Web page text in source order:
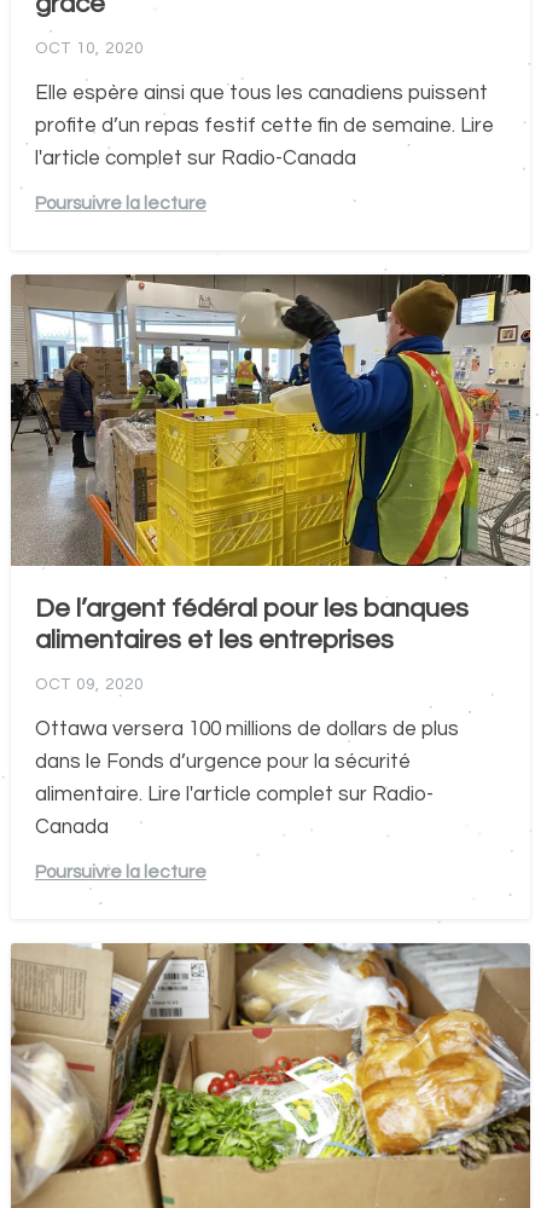
OCT 10, 2020
Elle espère ainsi que tous les canadiens puissent
profite d’un repas festif cette fin de semaine. Lire
l'article complet sur Radio-Canada
Poursuivre la lecture
De l’argent fédéral pour les banques
alimentaires et les entreprises
OCT 09, 2020
Ottawa versera 100 millions de dollars de plus
dans le Fonds d’urgence pour la sécurité
alimentaire. Lire l'article complet sur Radio-
Canada
Poursuivre la lecture